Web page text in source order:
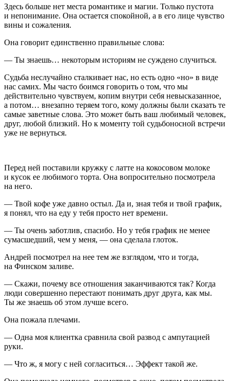
Здесь больше нет места романтике и магии. Только пустота
и непонимание. Она остается спокойной, а в его лице чувство
вины и сожаления.
Она говорит единственно правильные слова:
— Ты знаешь… некоторым историям не суждено случиться.
Судьба неслучайно сталкивает нас, но есть одно «но» в виде
нас самих. Мы часто боимся говорить о том, что мы
действительно чувствуем, копим внутри себя невысказанное,
а потом… внезапно теряем того, кому должны были сказать те
самые заветные слова. Это может быть ваш любимый человек,
друг, любой близкий. Но к моменту той судьбоносной встречи
уже не вернуться.
Перед ней поставили кружку с латте на кокосовом молоке
и кусок ее любимого торта. Она вопросительно посмотрела
на него.
— Твой кофе уже давно остыл. Да и, зная тебя и твой график,
я понял, что на еду у тебя просто нет времени.
— Ты очень заботлив, спасибо. Но у тебя график не менее
сумасшедший, чем у меня, — она сделала глоток.
Андрей посмотрел на нее тем же взглядом, что и тогда,
на Финском заливе.
— Скажи, почему все отношения заканчиваются так? Когда
люди совершенно перестают понимать друг друга, как мы.
Ты же знаешь об этом лучше всего.
Она пожала плечами.
— Одна моя клиентка сравнила свой развод с ампутацией
руки.
— Что ж, я могу с ней согласиться… Эффект такой же.